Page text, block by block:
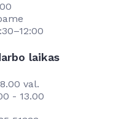
laikas
val.
- 13.00